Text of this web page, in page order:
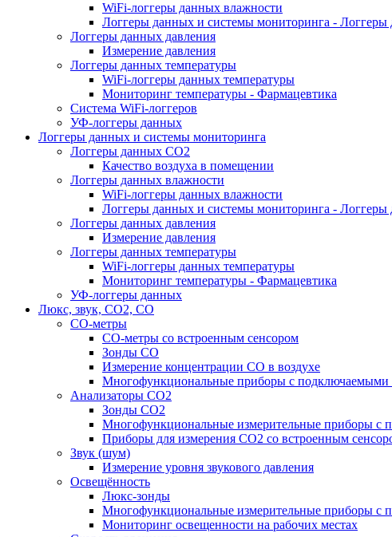
WiFi-логгеры данных влажности
Логгеры данных и системы мониторинга -
Логгеры данных давления
Измерение давления
Логгеры данных температуры
WiFi-логгеры данных температуры
Мониторинг температуры - Фармацевтика
Система WiFi-логгеров
УФ-логгеры данных
Логгеры данных и системы мониторинга
Логгеры данных CO2
Качество воздуха в помещении
Логгеры данных влажности
WiFi-логгеры данных влажности
Логгеры данных и системы мониторинга -
Логгеры данных давления
Измерение давления
Логгеры данных температуры
WiFi-логгеры данных температуры
Мониторинг температуры - Фармацевтика
УФ-логгеры данных
Люкс, звук, CO2, CO
CO-метры
CO-метры со встроенным сенсором
Зонды CO
Измерение концентрации CO в воздухе
Многофункциональные приборы с подключаемыми
Анализаторы CO2
Зонды CO2
Многофункциональные измерительные приборы с
Приборы для измерения CO2 со встроенным
Звук (шум)
Измерение уровня звукового давления
Освещённость
Люкс-зонды
Многофункциональные измерительные приборы с
Мониторинг освещенности на рабочих местах